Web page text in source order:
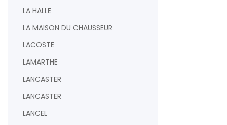
LA HALLE
LA MAISON DU CHAUSSEUR
LACOSTE
LAMARTHE
LANCASTER
LANCASTER
LANCEL